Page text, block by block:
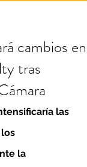
cambios en
tras
las
la